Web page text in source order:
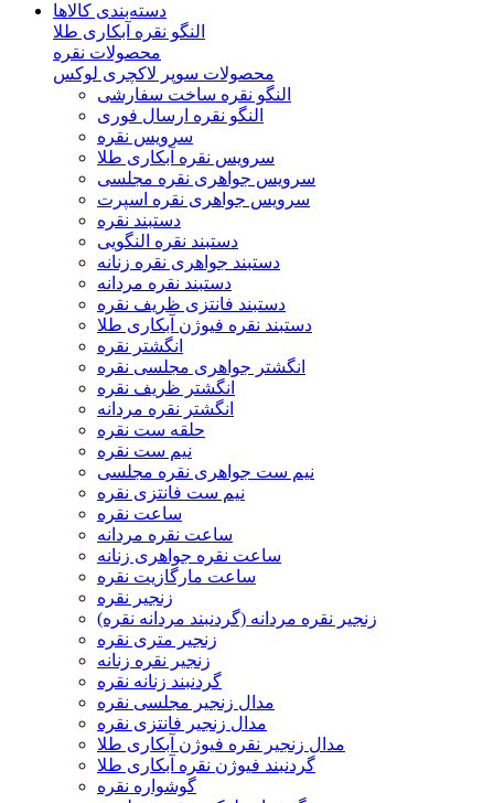
دسته‌بندی‌ کالاها
النگو نقره آبکاری طلا
محصولات نقره
محصولات سوپر لاکچری لوکس
النگو نقره ساخت سفارشی
النگو نقره ارسال فوری
سرویس نقره
سرویس نقره آبکاری طلا
سرویس جواهری نقره مجلسی
سرویس جواهری نقره اسپرت
دستبند نقره
دستبند نقره النگویی
دستبند جواهری نقره زنانه
دستبند نقره مردانه
دستبند فانتزی ظریف نقره
دستبند نقره فیوژن آبکاری طلا
انگشتر نقره
انگشتر جواهری مجلسی نقره
انگشتر ظریف نقره
انگشتر نقره مردانه
حلقه ست نقره
نیم ست نقره
نیم ست جواهری نقره مجلسی
نیم ست فانتزی نقره
ساعت نقره
ساعت نقره مردانه
ساعت نقره جواهری زنانه
ساعت مارگازیت نقره
زنجیر نقره
زنجیر نقره مردانه (گردنبند مردانه نقره)
زنجیر متری نقره
زنجیر نقره زنانه
گردنبند زنانه نقره
مدال زنجیر مجلسی نقره
مدال زنجیر فانتزی نقره
مدال زنجیر نقره فیوژن آبکاری طلا
گردنبند فیوژن نقره آبکاری طلا
گوشواره نقره